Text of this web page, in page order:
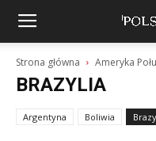
Strona główna Ameryka
BRAZYLIA
Argentyna Boliwia